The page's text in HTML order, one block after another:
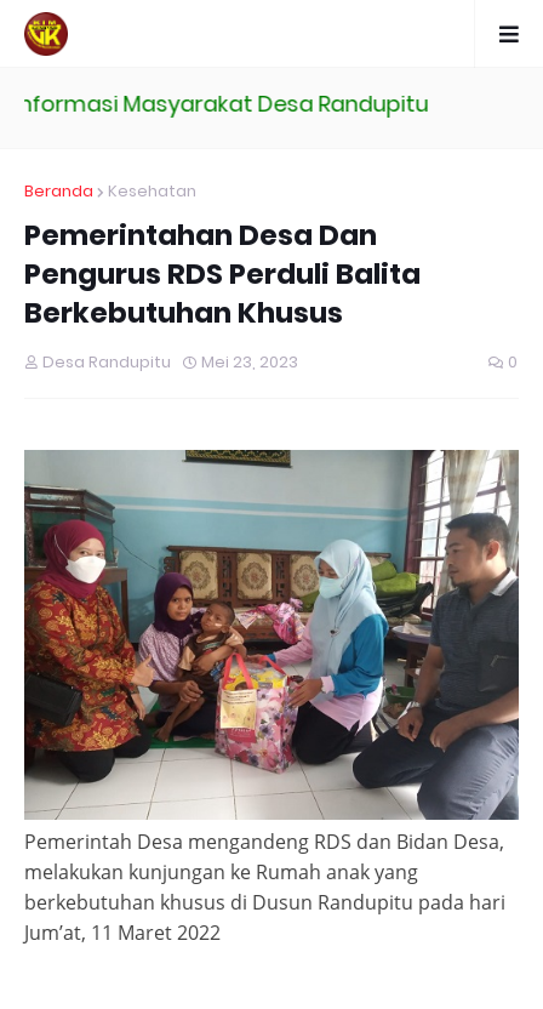
Masyarakat Desa Randupitu
Beranda Kesehatan
Pemerintahan Desa Dan
Pengurus RDS Perduli Balita
Berkebutuhan Khusus
Desa Randupitu Mei 23, 2023 0
Pemerintah Desa mengandeng RDS dan Bidan Desa,
melakukan kunjungan ke Rumah anak yang
berkebutuhan khusus di Dusun Randupitu pada hari
Jum’at, 11 Maret 2022